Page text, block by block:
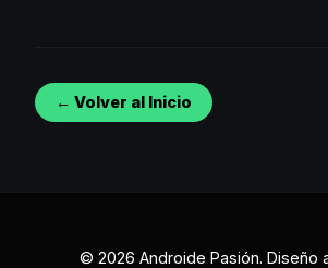
← Volver al Inicio
© 2026 Androide Pasión. Diseño